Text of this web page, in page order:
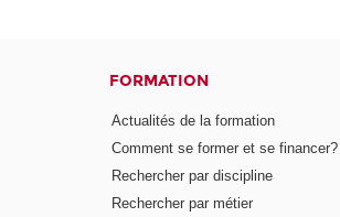
FORMATION
Actualités de la formation
Comment se former et se financer?
Rechercher par discipline
Rechercher par métier